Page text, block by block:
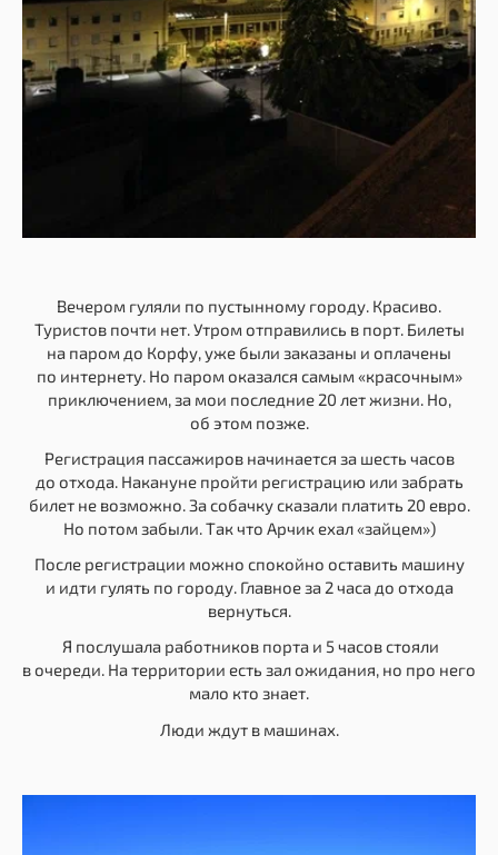
Вечером гуляли по пустынному городу. Красиво.
Туристов почти нет. Утром отправились в порт. Билеты
на паром до Корфу, уже были заказаны и оплачены
по интернету. Но паром оказался самым «красочным»
приключением, за мои последние 20 лет жизни. Но,
об этом позже.
Регистрация пассажиров начинается за шесть часов
до отхода. Накануне пройти регистрацию или забрать
билет не возможно. За собачку сказали платить 20 евро.
Но потом забыли. Так что Арчик ехал «зайцем»)
После регистрации можно спокойно оставить машину
и идти гулять по городу. Главное за 2 часа до отхода
вернуться.
Я послушала работников порта и 5 часов стояли
в очереди. На территории есть зал ожидания, но про него
мало кто знает.
Люди ждут в машинах.